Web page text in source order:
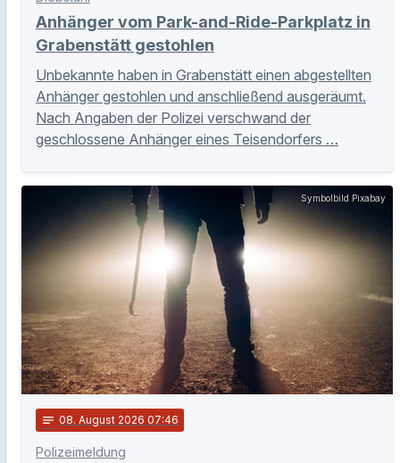
Anhänger vom Park-and-Ride-Parkplatz in
Grabenstätt gestohlen
Unbekannte haben in Grabenstätt einen abgestellten
Anhänger gestohlen und anschließend ausgeräumt.
Nach Angaben der Polizei verschwand der
geschlossene Anhänger eines Teisendorfers …
Symbolbild Pixabay
notes 08. August 2026 07:46
Polizeimeldung